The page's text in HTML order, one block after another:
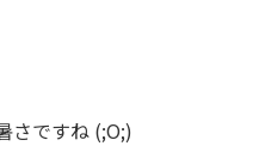
さですね (;O;)